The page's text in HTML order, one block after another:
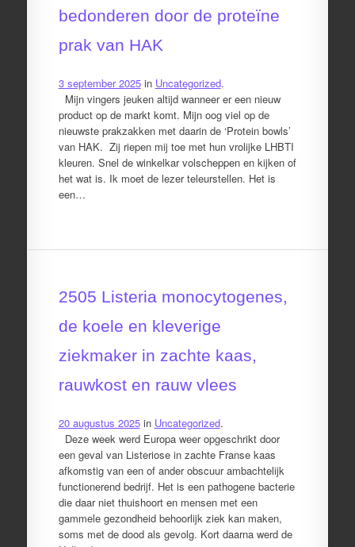
bedonderen door de proteïne
prak van HAK
3 september 2025in Uncategorized.
Mijn vingers jeuken altijd wanneer er een nieuw
product op de markt komt. Mijn oog viel op de
nieuwste prakzakken met daarin de ‘Protein bowls’
van HAK. Zij riepen mij toe met hun vrolijke LHBTI
kleuren. Snel de winkelkar volscheppen en kijken of
het wat is. Ik moet de lezer teleurstellen. Het is
een…
2505 Listeria monocytogenes,
de koele en kleverige
ziekmaker in zachte kaas,
rauwkost en rauw vlees
20 augustus 2025in Uncategorized.
Deze week werd Europa weer opgeschrikt door
een geval van Listeriose in zachte Franse kaas
afkomstig van een of ander obscuur ambachtelijk
functionerend bedrijf. Het is een pathogene bacterie
die daar niet thuishoort en mensen met een
gammele gezondheid behoorlijk ziek kan maken,
soms met de dood als gevolg. Kort daarna werd de